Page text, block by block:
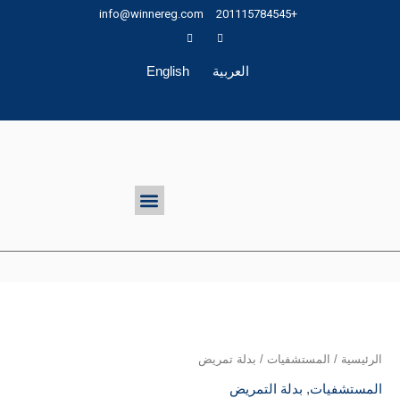
info@winnereg.com
العربية English
Menu
الرئيسية/المستشفيات/ بدلة تمريض
المستشفيات,بدلة التمريض